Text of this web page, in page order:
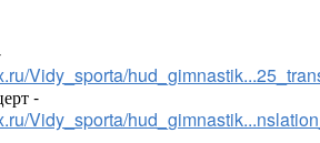
Vidy_sporta/
-
Vidy_sporta/